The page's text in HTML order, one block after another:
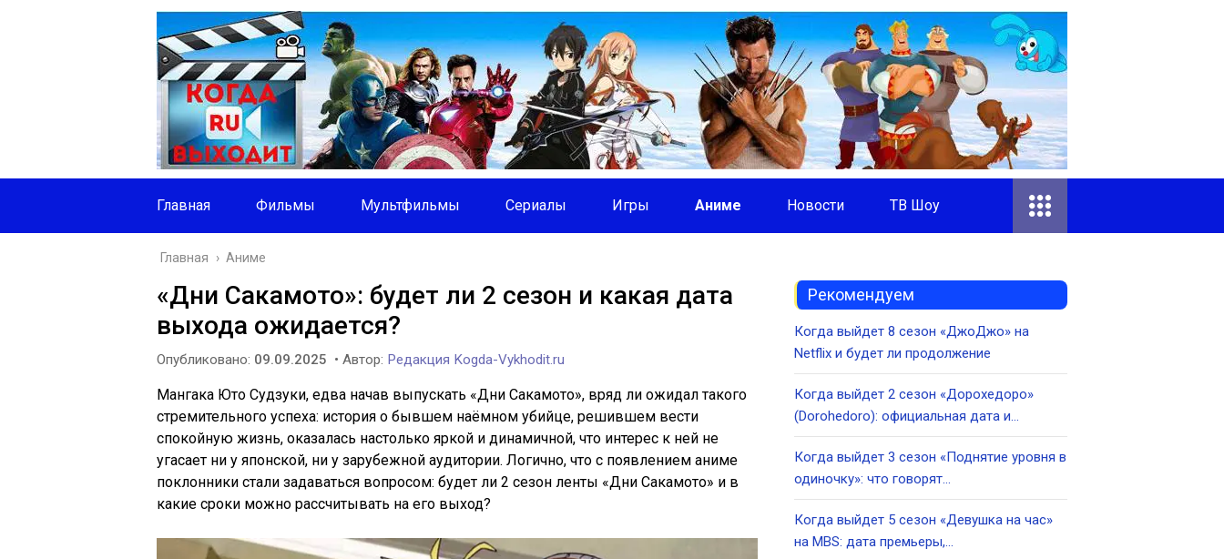
Главная Фильмы Мультфильмы Сериалы Игры Аниме Новости ТВ Шоу
Главная › Аниме
«Дни Сакамото»: будет ли 2 сезон и какая дата
выхода ожидается?
Опубликовано: 09.09.2025 • Автор: Редакция Kogda-Vykhodit.ru
Мангака Юто Судзуки, едва начав выпускать «Дни Сакамото», вряд ли ожидал такого
стремительного успеха: история о бывшем наёмном убийце, решившем вести
спокойную жизнь, оказалась настолько яркой и динамичной, что интерес к ней не
угасает ни у японской, ни у зарубежной аудитории. Логично, что с появлением аниме
поклонники стали задаваться вопросом: будет ли 2 сезон ленты «Дни Сакамото» и в
какие сроки можно рассчитывать на его выход?
Рекомендуем
Когда выйдет 8 сезон «ДжоДжо» на
Netflix и будет ли продолжение
Когда выйдет 2 сезон «Дорохедоро»
(Dorohedoro): официальная дата и…
Когда выйдет 3 сезон «Поднятие уровня в
одиночку»: что говорят…
Когда выйдет 5 сезон «Девушка на час»
на MBS: дата премьеры,…